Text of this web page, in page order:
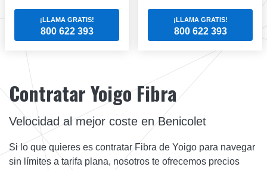
¡LLAMA GRATIS!
800 622 393
¡LLAMA GRATIS!
800 622 393
Contratar Yoigo Fibra
Velocidad al mejor coste en Benicolet
Si lo que quieres es contratar Fibra de Yoigo para navegar
sin límites a tarifa plana, nosotros te ofrecemos precios